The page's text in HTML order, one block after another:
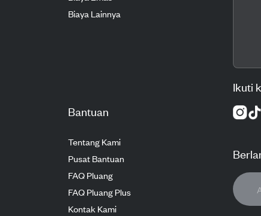
Biaya Lainnya
Bantuan
Tentang Kami
Pusat Bantuan
FAQ Pluang
FAQ Pluang Plus
Kontak Kami
Ikuti